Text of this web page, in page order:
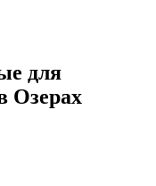
для
Озерах